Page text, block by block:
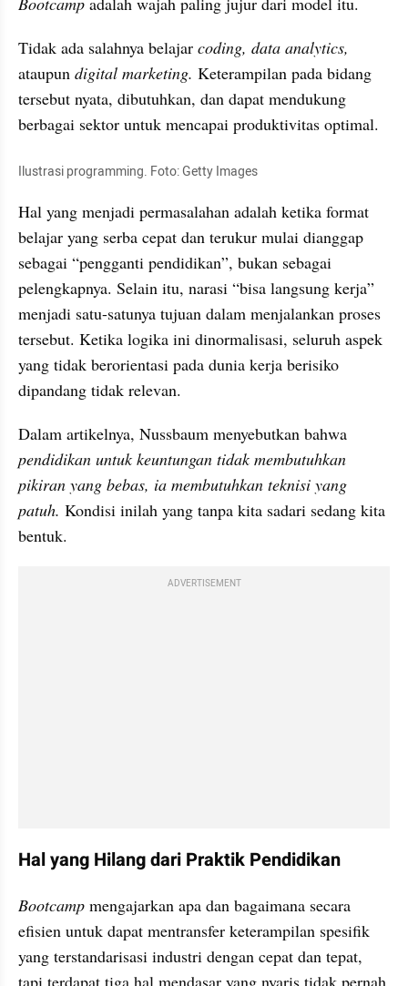
Tidak ada salahnya belajar coding, data analytics,
ataupun digital marketing. Keterampilan pada bidang
tersebut nyata, dibutuhkan, dan dapat mendukung
berbagai sektor untuk mencapai produktivitas optimal.
Ilustrasi programming. Foto: Getty Images
Hal yang menjadi permasalahan adalah ketika format
belajar yang serba cepat dan terukur mulai dianggap
sebagai “pengganti pendidikan”, bukan sebagai
pelengkapnya. Selain itu, narasi “bisa langsung kerja”
menjadi satu-satunya tujuan dalam menjalankan proses
tersebut. Ketika logika ini dinormalisasi, seluruh aspek
yang tidak berorientasi pada dunia kerja berisiko
dipandang tidak relevan.
pendidikan untuk keuntungan tidak membutuhkan
pikiran yang bebas, ia membutuhkan teknisi yang
patuh. Kondisi inilah yang tanpa kita sadari sedang kita
bentuk.
ADVERTISEMENT
Hal yang Hilang dari Praktik Pendidikan
Bootcamp mengajarkan apa dan bagaimana secara
efisien untuk dapat mentransfer keterampilan spesifik
yang terstandarisasi industri dengan cepat dan tepat,
tapi terdapat tiga hal mendasar yang nyaris tidak pernah